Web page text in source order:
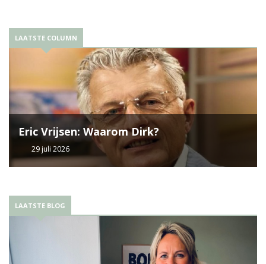
LAATSTE COLUMN
Eric Vrijsen: Waarom Dirk?
29 juli 2026
LAATSTE BLOG